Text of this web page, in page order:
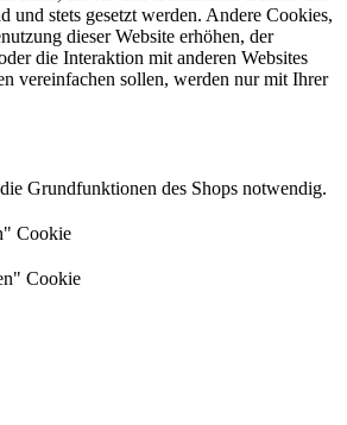
und stets gesetzt werden. Andere Cookies,
dieser Website erhöhen, der
die Interaktion mit anderen Websites
vereinfachen sollen, werden nur mit Ihrer
Grundfunktionen des Shops notwendig.
Cookie
Cookie